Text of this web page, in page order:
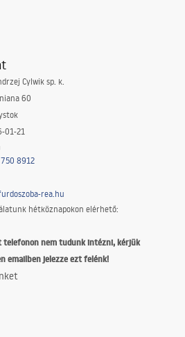
Cylwik sp. k.
60
01-21
8912
rea.hu
hétköznapokon elérhető:
telefonon nem tudunk intézni, kérjük
emailben jelezze ezt felénk!